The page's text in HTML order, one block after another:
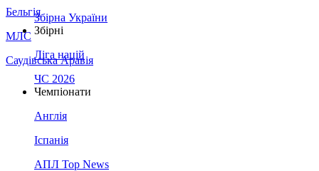
Бельгія
МЛС
Саудівська Аравія
Збірна України
Збірні
Ліга націй
ЧС 2026
Чемпіонати
Англія
Іспанія
АПЛ Top News